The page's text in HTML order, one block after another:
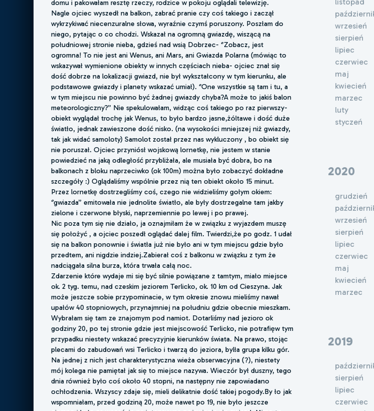
domu i pakowałam resztę rzeczy, rodzice w pokoju oglądali telewizję.
Nagle ojciec wyszedł na balkon, zabrać pranie czy coś takiego i zaczął
wykrzykiwać niecenzuralne słowa, wyraźnie czymś poruszony. Poszłam do
niego, pytając o co chodzi. Wskazał na ogromną gwiazdę, wiszącą na
południowej stronie nieba, gdzieś nad wsią Dobrzec- ‘’Zobacz, jest
ogromna! To nie jest ani Wenus, ani Mars, ani Gwiazda Polarna (mówiąc to
wskazywał wymienione obiekty w innych częściach nieba- ojciec znał się
dość dobrze na lokalizacji gwiazd, nie był wykształcony w tym kierunku, ale
podstawowe gwiazdy i planety wskazać umiał). ‘’One wszystkie są tam i tu, a
w tym miejscu nie powinno być żadnej gwiazdy chyba?A może to jakiś balon
meteorologiczny?’’ Nie spekulowałam, widząc coś takiego po raz pierwszy-
obiekt wyglądał trochę jak Wenus, to było bardzo jasne,żóltawe i dość duże
światło, jednak zawieszone dość nisko. (na wysokości mniejszej niż gwiazdy,
tak jak widać samoloty) Samolot został przez nas wykluczony , bo obiekt się
nie poruszał. Ojciec przyniósł wojskową lornetkę, nie jestem w stanie
powiedzieć na jaką odległość przybliżała, ale musiała być dobra, bo na
balkonach z bloku naprzeciwko (ok 100m) można było zobaczyć dokładne
szczegóły :) Oglądaliśmy wspólnie przez nią ten obiekt około 15 minut.
Przez lornetkę dostrzegliśmy coś, czego nie widzieliśmy gołym okiem:
‘’gwiazda’’ emitowała nie jednolite światło, ale były dostrzegalne tam jakby
zielone i czerwone błyski, naprzemiennie po lewej i po prawej.
Nic poza tym się nie działo, ja oznajmiłam że w związku z wyjazdem muszę
się położyć , a ojciec poszedł oglądać dalej film. Twierdzi,że po godz. 1 udał
się na balkon ponownie i światła już nie było ani w tym miejscu gdzie było
przedtem, ani nigdzie indziej.Zabierał coś z balkonu w związku z tym że
nadciągała silna burza, która trwała całą noc.
Zdarzenie które wydaje mi się być silnie powiązane z tamtym, miało miejsce
ok. 2 tyg. temu, nad czeskim jeziorem Terlicko, ok. 10 km od Cieszyna. Jak
może jeszcze sobie przypominacie, w tym okresie znowu mieliśmy nawał
upałów 40 stopniowych, przynajmniej na południu gdzie obecnie mieszkam.
Wybrałam się tam ze znajomym pod namiot. Dotarliśmy nad jezioro ok
godziny 20, po tej stronie gdzie jest miejscowość Terlicko, nie potrafięw tym
przypadku niestety wskazać precyzyjnie kierunków świata. Na prawo, stojąc
plecami do zabudowań wsi Terlicko i twarzą do jeziora, bylła grupa kilku gór.
Na jednej z nich jest charakterystyczna wieża obserwacyjna (?), niestety
mój kolega nie pamiętał jak się to miejsce nazywa. Wieczór był duszny, tego
dnia również było coś około 40 stopni, na następny nie zapowiadano
ochłodzenia. Wszyscy zdaje się, mieli delikatnie dość takiej pogody.By ło jak
wspomniałam, przed godziną 20, może nawet po 19, nie było jeszcze
wrzesień
sierpień
lipiec
czerwiec
maj
kwiecień
marzec
luty
styczeń
2020
grudzień
wrzesień
sierpień
lipiec
czerwiec
maj
kwiecień
marzec
2019
sierpień
lipiec
czerwiec